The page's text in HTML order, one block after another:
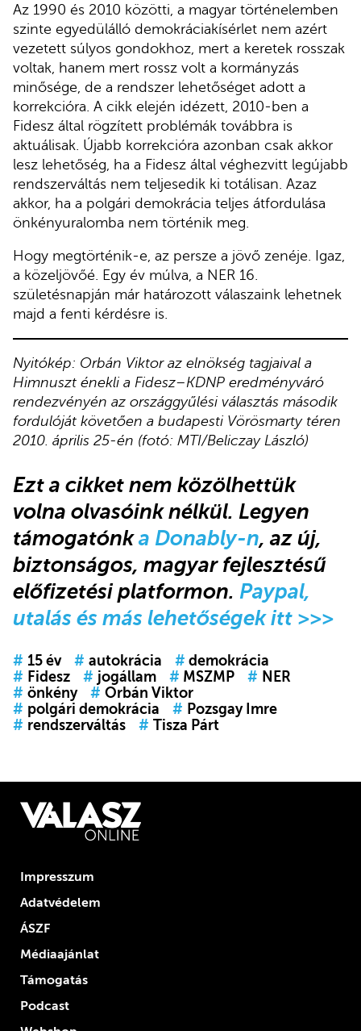
Az 1990 és 2010 közötti, a magyar történelemben
szinte egyedülálló demokráciakísérlet nem azért
vezetett súlyos gondokhoz, mert a keretek rosszak
voltak, hanem mert rossz volt a kormányzás
minősége, de a rendszer lehetőséget adott a
korrekcióra. A cikk elején idézett, 2010-ben a
Fidesz által rögzített problémák továbbra is
aktuálisak. Újabb korrekcióra azonban csak akkor
lesz lehetőség, ha a Fidesz által véghezvitt legújabb
rendszerváltás nem teljesedik ki totálisan. Azaz
akkor, ha a polgári demokrácia teljes átfordulása
önkényuralomba nem történik meg.
Hogy megtörténik-e, az persze a jövő zenéje. Igaz,
a közeljövőé. Egy év múlva, a NER 16.
születésnapján már határozott válaszaink lehetnek
majd a fenti kérdésre is.
Nyitókép: Orbán Viktor az elnökség tagjaival a
Himnuszt énekli a Fidesz–KDNP eredményváró
rendezvényén az országgyűlési választás második
fordulóját követően a budapesti Vörösmarty téren
2010. április 25-én (fotó: MTI/Beliczay László)
Ezt a cikket nem közölhettük
volna olvasóink nélkül. Legyen
támogatónka Donably-n, az új,
biztonságos, magyar fejlesztésű
előfizetési platformon. Paypal,
utalás és más lehetőségek itt >>>
# 15 év # autokrácia # demokrácia
# Fidesz # jogállam # MSZMP # NER
# önkény # Orbán Viktor
# polgári demokrácia # Pozsgay Imre
# rendszerváltás # Tisza Párt
Impresszum
Adatvédelem
ÁSZF
Médiaajánlat
Támogatás
Podcast